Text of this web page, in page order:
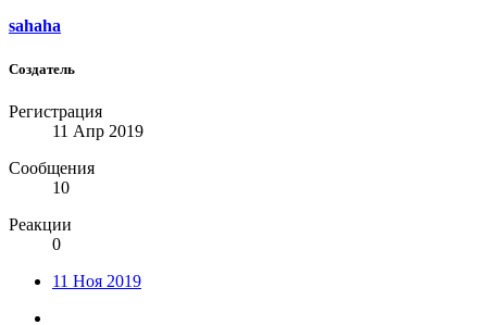
sahaha
Создатель
Регистрация
11 Апр 2019
Сообщения
10
Реакции
0
11 Ноя 2019